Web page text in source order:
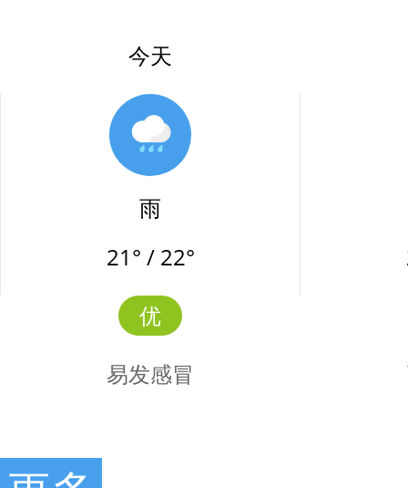
今天
雨
21° / 22°
优
易发感冒